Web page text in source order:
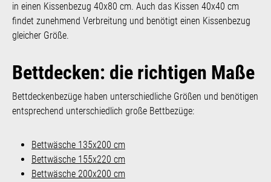
in einen Kissenbezug 40x80 cm. Auch das Kissen 40x40 cm
findet zunehmend Verbreitung und benötigt einen Kissenbezug
gleicher Größe.
Bettdecken: die richtigen Maße
Bettdeckenbezüge haben unterschiedliche Größen und benötigen
entsprechend unterschiedlich große Bettbezüge:
Bettwäsche 135x200 cm
Bettwäsche 155x220 cm
Bettwäsche 200x200 cm